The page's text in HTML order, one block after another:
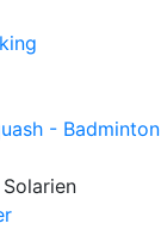
- Badminton
Solarien